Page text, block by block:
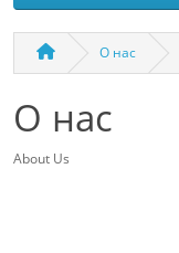
О нас
О нас
About Us